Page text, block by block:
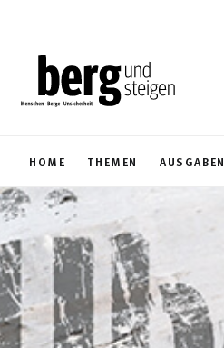
HOME THEMEN AUSGABEN